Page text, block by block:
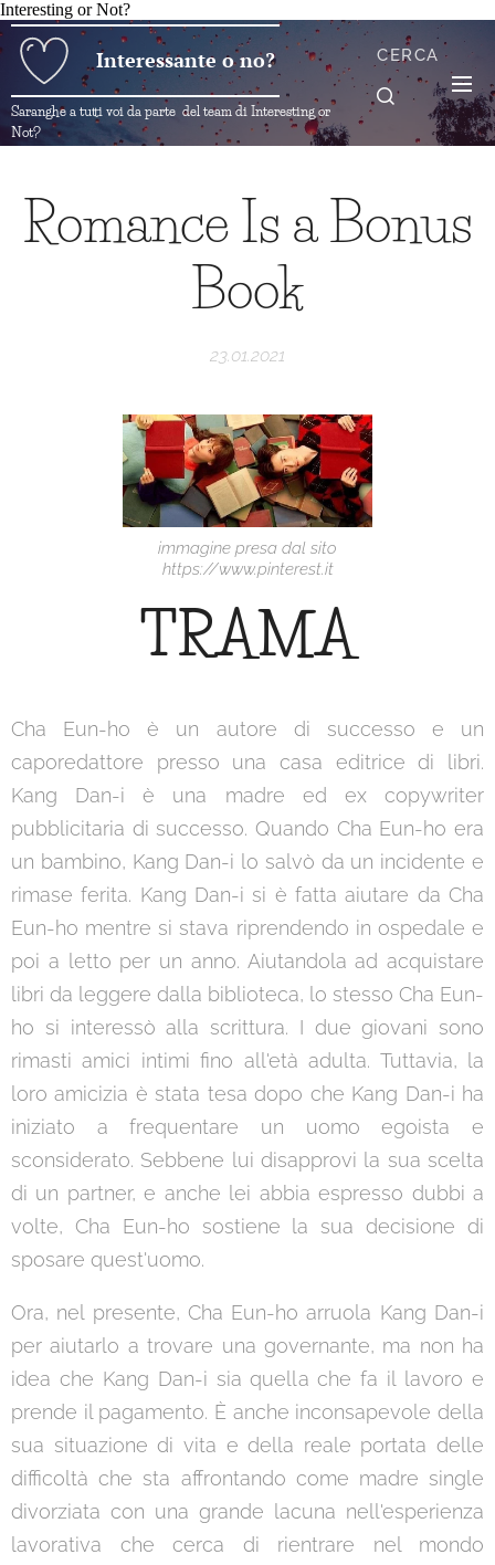
Interesting or Not?
Interessante o no?
Saranghe a tutti voi da parte del team di Interesting or
Not?
CERCA
Romance Is a Bonus
Book
23.01.2021
immagine presa dal sito
https://www.pinterest.it
TRAMA
Cha Eun-ho è un autore di successo e un
caporedattore presso una casa editrice di libri.
Kang Dan-i è una madre ed ex copywriter
pubblicitaria di successo. Quando Cha Eun-ho era
un bambino, Kang Dan-i lo salvò da un incidente e
rimase ferita. Kang Dan-i si è fatta aiutare da Cha
Eun-ho mentre si stava riprendendo in ospedale e
poi a letto per un anno. Aiutandola ad acquistare
libri da leggere dalla biblioteca, lo stesso Cha Eun-
ho si interessò alla scrittura. I due giovani sono
rimasti amici intimi fino all'età adulta. Tuttavia, la
loro amicizia è stata tesa dopo che Kang Dan-i ha
iniziato a frequentare un uomo egoista e
sconsiderato. Sebbene lui disapprovi la sua scelta
di un partner, e anche lei abbia espresso dubbi a
volte, Cha Eun-ho sostiene la sua decisione di
sposare quest'uomo.
Ora, nel presente, Cha Eun-ho arruola Kang Dan-i
per aiutarlo a trovare una governante, ma non ha
idea che Kang Dan-i sia quella che fa il lavoro e
prende il pagamento. È anche inconsapevole della
sua situazione di vita e della reale portata delle
difficoltà che sta affrontando come madre single
divorziata con una grande lacuna nell'esperienza
lavorativa che cerca di rientrare nel mondo